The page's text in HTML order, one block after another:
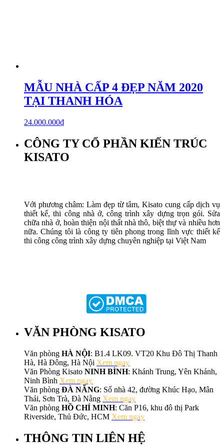
MẪU NHÀ CẤP 4 ĐẸP NĂM 2020
TẠI THANH HÓA
24.000.000₫
CÔNG TY CỔ PHẦN KIẾN TRÚC
KISATO
Với phương châm: Làm đẹp từ tâm, Kisato cung cấp dịch vụ
thiết kế, thi công nhà ở, công trình xây dựng trọn gói. Sửa
chữa nhà ở, hoàn thiện nội thất nhà thô, biệt thự và nhiều hơn
nữa. Chúng tôi là công ty tiên phong trong lĩnh vực thiết kế
thi công công trình xây dựng chuyên nghiệp tại Việt Nam
VĂN PHÒNG KISATO
Văn phòng HÀ NỘI: B1.4 LK09. VT20 Khu Đô Thị Thanh
Hà, Hà Đông, Hà Nội Xem ngay
Văn Phòng Kisato NINH BÌNH: Khánh Trung, Yên Khánh,
Ninh Bình Xem ngay
Văn phòng ĐÀ NẴNG: Số nhà 42, đường Khúc Hạo, Mân
Thái, Sơn Trà, Đà Nẵng Xem ngay
Văn phòng HỒ CHÍ MINH: Căn P16, khu đô thị Park
Riverside, Thủ Đức, HCM Xem ngay
THÔNG TIN LIÊN HỆ